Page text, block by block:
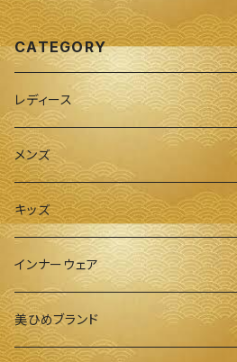
CATEGORY
レディース
メンズ
キッズ
インナーウェア
美ひめブランド